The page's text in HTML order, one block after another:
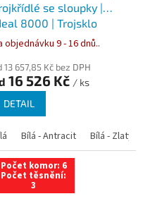
Bílá - Tmavý dub Bílá -
se sloupky |
8000 | Trojsklo
objednávku 9 - 16 dnů..
13 657,85 Kč bez DPH
16 526 Kč / ks
DETAIL
Bílá - Antracit Bílá - Zlatý
Počet komor: 6
Počet těsnění:
3